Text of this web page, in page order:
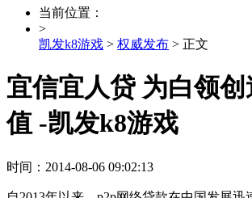
当前位置：
>
凯发k8游戏 > 权威发布 > 正文
宜信宜人贷 为白领
值 -凯发k8游戏
时间：2014-08-06 09:02:13